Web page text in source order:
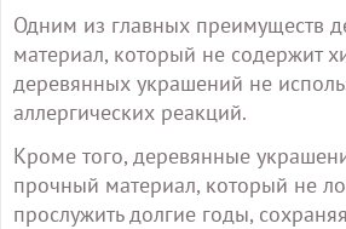
Одним из главных преимуществ
материал, который не содержит
деревянных украшений не
аллергических реакций.
Кроме того, деревянные
прочный материал, который не
прослужить долгие годы,